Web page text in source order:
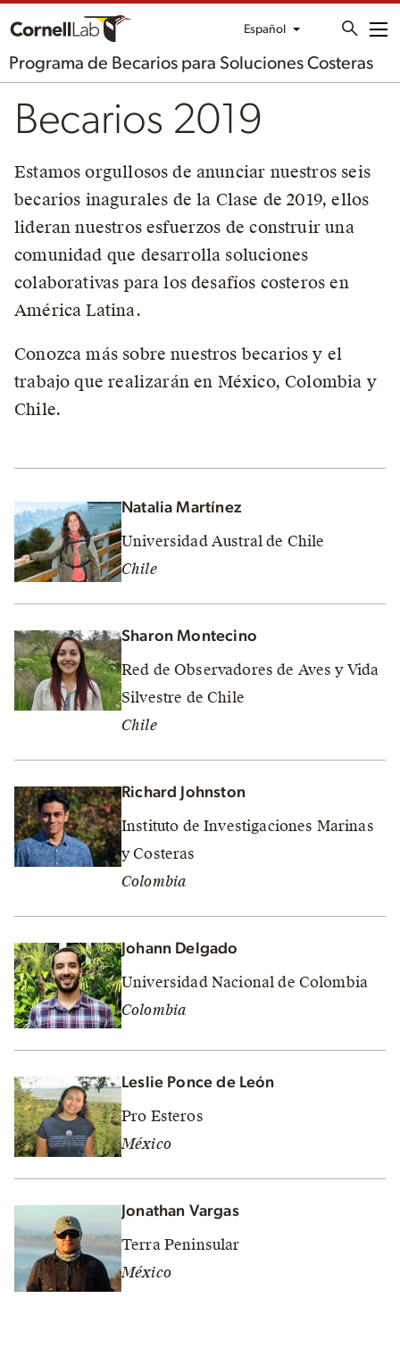
Español
Programa de Becarios para Soluciones Costeras
Becarios 2019
Estamos orgullosos de anunciar nuestros seis
becarios inagurales de la Clase de 2019, ellos
lideran nuestros esfuerzos de construir una
comunidad que desarrolla soluciones
colaborativas para los desafíos costeros en
América Latina.
Conozca más sobre nuestros becarios y el
trabajo que realizarán en México, Colombia y
Chile.
Natalia Martínez
Universidad Austral de Chile
Chile
Sharon Montecino
Red de Observadores de Aves y Vida
Silvestre de Chile
Chile
Richard Johnston
Instituto de Investigaciones Marinas
y Costeras
Colombia
Johann Delgado
Universidad Nacional de Colombia
Colombia
Leslie Ponce de León
Pro Esteros
México
Jonathan Vargas
Terra Peninsular
México